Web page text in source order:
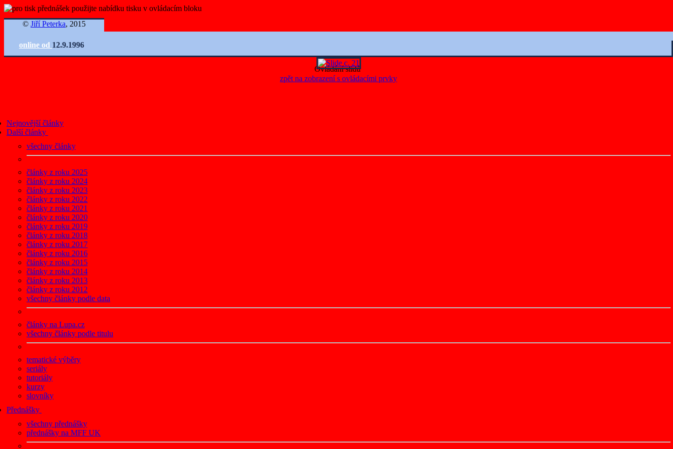
© Jiří Peterka, 2015
online od 12.9.1996
Ovládání slidů
Nejnovější články
Další články
všechny články
články z roku 2025
články z roku 2024
články z roku 2023
články z roku 2022
články z roku 2021
články z roku 2020
články z roku 2019
články z roku 2018
články z roku 2017
články z roku 2016
články z roku 2015
články z roku 2014
články z roku 2013
články z roku 2012
všechny články podle data
články na Lupa.cz
všechny články podle titulu
tematické výběry
seriály
tutoriály
kurzy
slovníky
Přednášky
všechny přednášky
přednášky na MFF UK
zpět na zobrazení s ovládacími prvky